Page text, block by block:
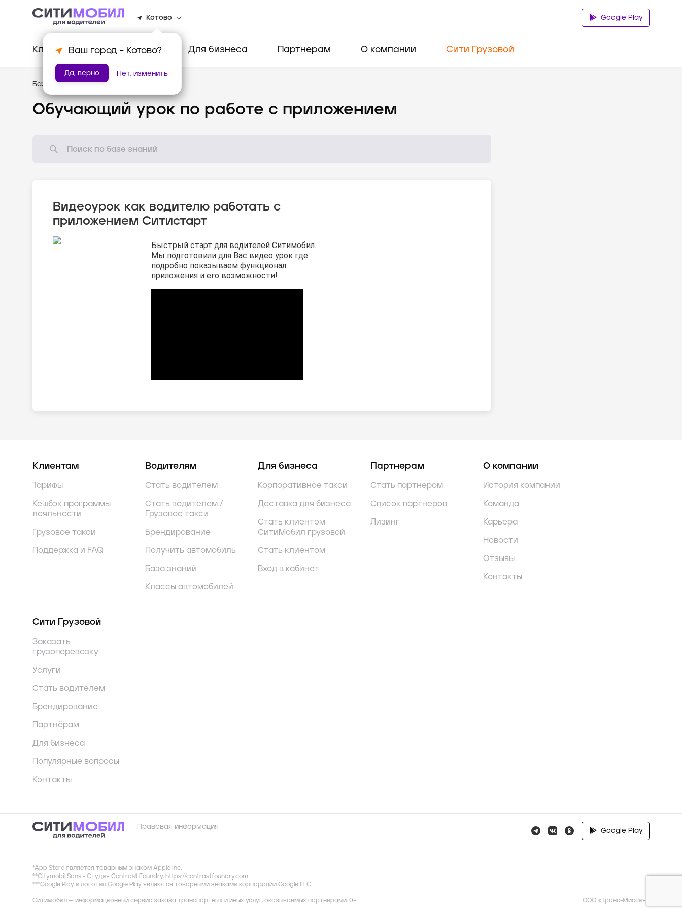
Котово
Ваш город - Котово?
Да, верно Нет, изменить
Google Play
Клиентам Водителям Для бизнеса Партнерам О компании Сити Грузовой
База знаний /Видеоуроки
Обучающий урок по работе с приложением
Видеоурок как водителю работать с
приложением Ситистарт
Быстрый старт для водителей Ситимобил.
Мы подготовили для Вас видео урок где
подробно показываем функционал
приложения и его возможности!
Клиентам
Тарифы
Кешбэк программы
лояльности
Грузовое такси
Поддержка и FAQ
Водителям
Стать водителем
Стать водителем /
Грузовое такси
Брендирование
Получить автомобиль
База знаний
Классы автомобилей
Для бизнеса
Корпоративное такси
Доставка для бизнеса
Стать клиентом
СитиМобил грузовой
Стать клиентом
Вход в кабинет
Партнерам
Стать партнером
Список партнеров
Лизинг
О компании
История компании
Команда
Карьера
Новости
Отзывы
Контакты
Сити Грузовой
Заказать
грузоперевозку
Услуги
Стать водителем
Брендирование
Партнёрам
Для бизнеса
Популярные вопросы
Контакты
Правовая информация
Google Play
*App Store является товарным знаком Apple Inc.
**Citymobil Sans - Студия Contrast Foundry, https://contrastfoundry.com
***Google Play и логотип Google Play являются товарными знаками корпорации Google LLC.
Ситимобил — информационный сервис заказа транспортных и иных услуг, оказываемых партнерами. 0+ ООО «Транс-Миссия»